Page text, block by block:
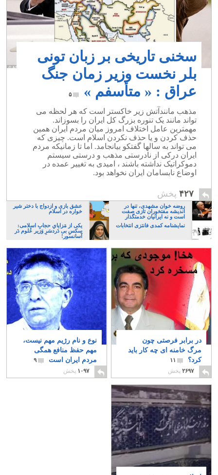
سخنی تاریخی بر زبان تونی
بلر نخست وزیر زمان جنگ
عراق : « متأسفم »
۵
مذهب مانندآتش زیر خاکستر است که هر لحظه می
تواند مانند یک تنوره بزرگ کل ایران را بسوزاند.
مهمترین عامل اختلاف امروز میان مردم ایران همین
حذف کردن و یا حذف نکردن اسلام است. چیزی که
می تواند به سالها گفتکو بیانجامد. اما تا زمانیکه مردم
ایران درکی از نادرستی مذهب و درستی سیستم
دموکراتیک نداشته باشند ، امیدی به تغییر عمده در
اوضاع نابسامان ایران نخواهد بود.
۴۲۷ پخش
روضه خوان مشهدی، تنها در
اندیشه مفتخوران تازی صفت
است و نه ایرانیان خدمتگذار
عشق بازی و ازدواج با دختر شیر
خواره در اسلام
نمایشنامه کمدی فانتزی انتخابات
یکی از مَزایایِ حجابِ اسلامی:
سکسِ بی دَردسَرِ وَزیر عُلوم دَر
آسانسور!
در برابر فرصتی چون
مرگ خامنه ای چه کار باید
کرد؟
۱۱
۲۶۹۷ پخش
نوع و نام رژیم مهم نیست،
مهم حفظ منافع همگی
مردم ایران است
۹
۱۰۹۷ پخش